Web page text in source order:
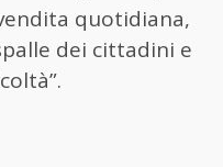
quotidiana,
dei cittadini e